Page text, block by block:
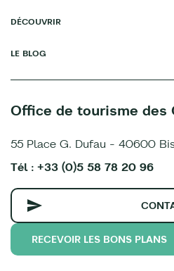
DÉCOUVRIR
LE BLOG
Office de tourisme des
55 Place G. Dufau - 40600
Tél : +33 (0)5 58 78 20 96
RECEVOIR LES BONS PLANS